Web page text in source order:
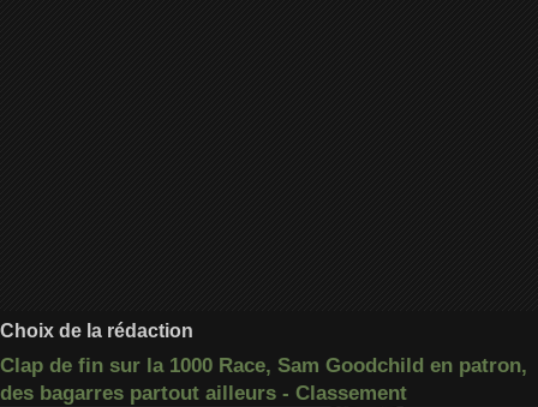
Choix de la rédaction
Clap de fin sur la 1000 Race, Sam Goodchild en patron,
des bagarres partout ailleurs - Classement